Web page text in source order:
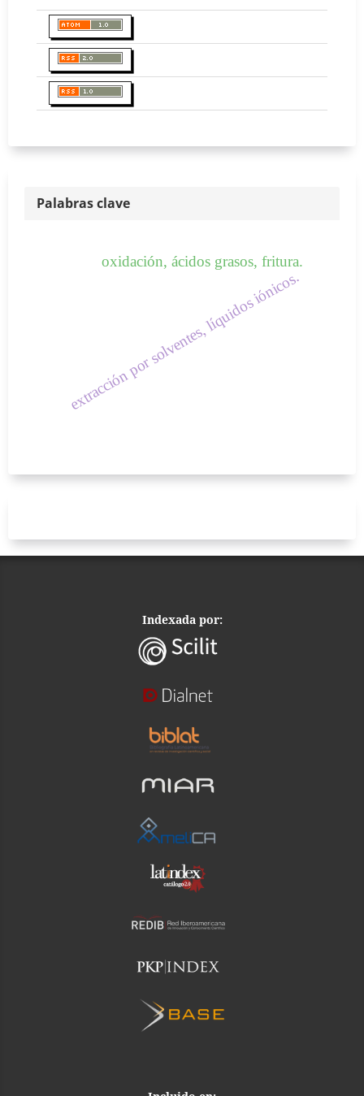
Palabras clave
extracción por solventes, líquidos iónicos.
oxidación, ácidos grasos, fritura.
Indexada por: